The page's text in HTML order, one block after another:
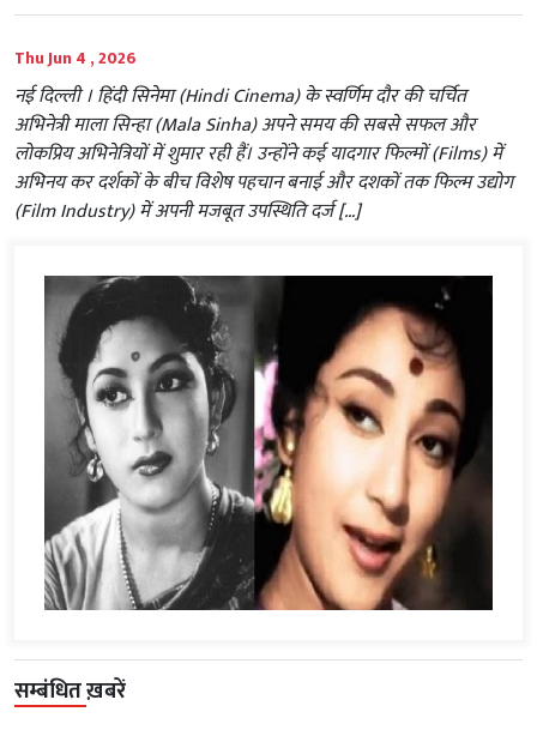
Thu Jun 4 , 2026
नई दिल्ली । हिंदी सिनेमा (Hindi Cinema) के स्वर्णिम दौर की चर्चित
अभिनेत्री माला सिन्हा (Mala Sinha) अपने समय की सबसे सफल और
लोकप्रिय अभिनेत्रियों में शुमार रही हैं। उन्होंने कई यादगार फिल्मों (Films) में
अभिनय कर दर्शकों के बीच विशेष पहचान बनाई और दशकों तक फिल्म उद्योग
(Film Industry) में अपनी मजबूत उपस्थिति दर्ज […]
सम्बंधित ख़बरें